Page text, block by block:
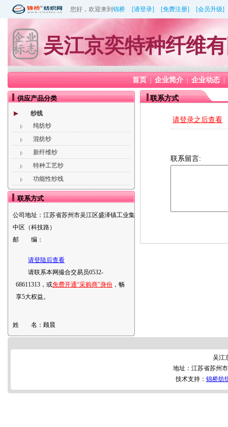
您好，欢迎来到 锦桥 [请登录] [免费注册] [会员升级]
吴江京奕特种纤维
首页 企业简介 企业动态
供应产品分类
纱线
纯纺纱
混纺纱
新纤维纱
特种工艺纱
功能性纱线
联系方式
公司地址： 江苏省苏州市吴江区盛泽镇工业集
中区（科技路）
邮 编：
请登陆后查看
请联系本网撮合交易员0532-
68611313，或免费开通“采购商”身份 ，畅
享5大权益。
姓 名： 顾晨
联系方式
请登录之后查看
联系留言:
吴江
地址：江苏省苏州
技术支持： 锦桥纺